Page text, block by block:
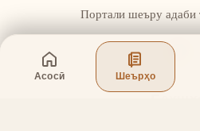
Асосӣ Шеърҳо
Портали шеъру адаби